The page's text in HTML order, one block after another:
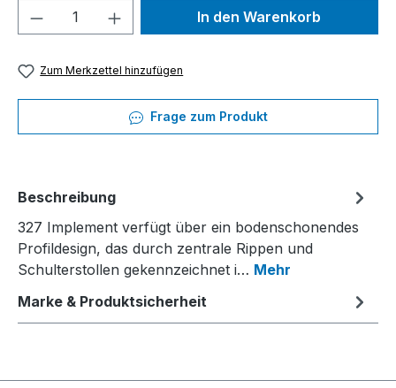
Produkt Anzahl: Gib denIn den Warenkorb
Zum Merkzettel hinzufügen
Frage zum Produkt
Beschreibung
327 Implement verfügt über ein bodenschonendes
Profildesign, das durch zentrale Rippen und
Schulterstollen gekennzeichnet i… Mehr
Marke & Produktsicherheit